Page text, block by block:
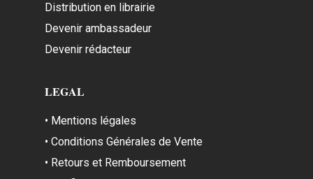
Distribution en librairie
Devenir ambassadeur
Devenir rédacteur
LEGAL
• Mentions légales
• Conditions Générales de Vente
• Retours et Remboursement